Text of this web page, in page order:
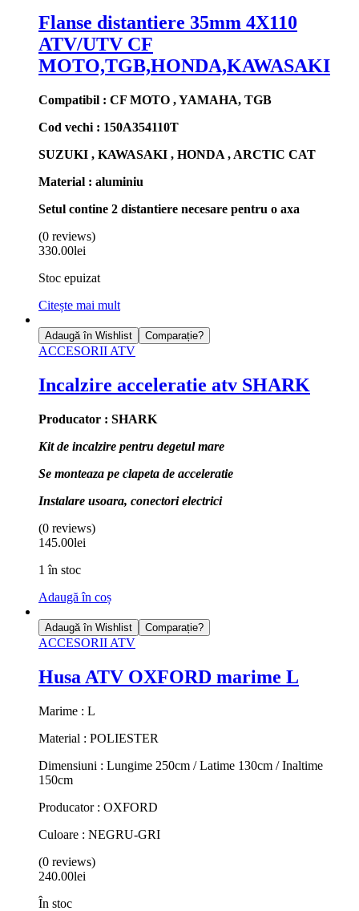
Flanse distantiere 35mm 4X110
ATV/UTV CF
MOTO,TGB,HONDA,KAWASAKI
Compatibil : CF MOTO , YAMAHA, TGB
Cod vechi : 150A354110T
SUZUKI , KAWASAKI , HONDA , ARCTIC CAT
Material : aluminiu
Setul contine 2 distantiere necesare pentru o axa
(0 reviews)
330.00lei
Stoc epuizat
Citește mai mult
Adaugă în Wishlist Comparație?
ACCESORII ATV
Incalzire acceleratie atv SHARK
Producator : SHARK
Kit de incalzire pentru degetul mare
Se monteaza pe clapeta de acceleratie
Instalare usoara, conectori electrici
(0 reviews)
145.00lei
1 în stoc
Adaugă în coș
Adaugă în Wishlist Comparație?
ACCESORII ATV
Husa ATV OXFORD marime L
Marime : L
Material : POLIESTER
Dimensiuni : Lungime 250cm / Latime 130cm / Inaltime
150cm
Producator : OXFORD
Culoare : NEGRU-GRI
(0 reviews)
240.00lei
În stoc